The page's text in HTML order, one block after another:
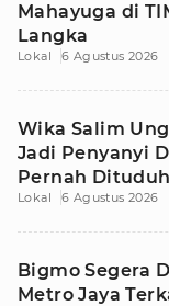
Mahayuga di
Langka
Lokal 6 Agustus 2026
Wika Salim
Jadi Penyanyi
Pernah
Tetangga
Lokal 6 Agustus 2026
Bigmo Segera
Metro Jaya